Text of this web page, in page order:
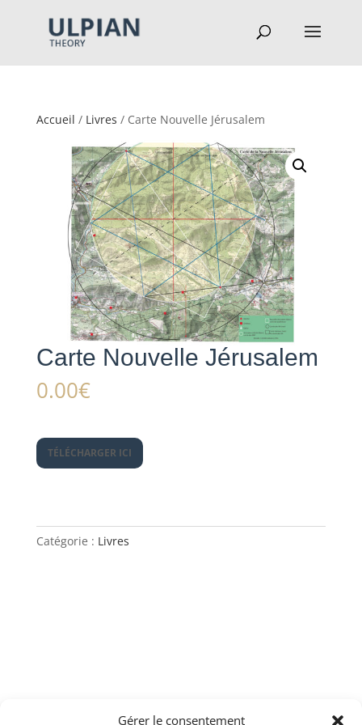
Gérer le consentement
Accueil / Livres / Carte Nouvelle Jérusalem
Carte Nouvelle Jérusalem
0.00€
TÉLÉCHARGER ICI
Catégorie : Livres